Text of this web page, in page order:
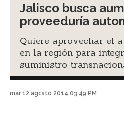
Jalisco busca
proveeduría
Quiere aprovechar el
en la región para
suministro
mar 12 agosto 2014 03:49 PM